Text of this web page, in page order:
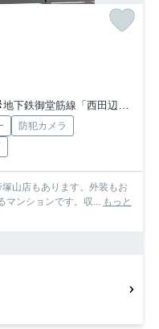
地下鉄御堂筋線「西田辺」駅 徒歩13分
防犯カメラ
山店もあります。外装もお
マンションです。収... もっと